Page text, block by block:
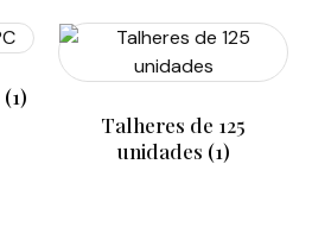
(1)
Talheres de 125
unidades (1)